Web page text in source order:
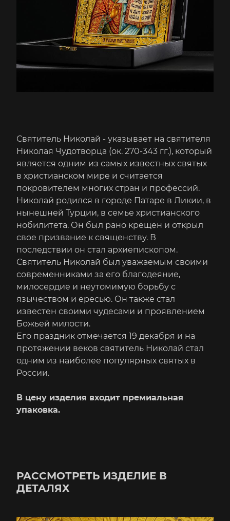
Святитель Николай - указывает на святителя
Николая Чудотворца (ок. 270-343 гг.), который
является одним из самых известных святых
в христианском мире и считается
покровителем многих стран и профессий.
Николай родился в городе Патаре в Ликии, в
нынешней Турции, в семье христианского
нобилитета. Он был рано крещен и открыл
свое призвание к священству. В
последствии он стал архиепископом.
Святитель Николай был уважаемым своими
современниками за его благодеяние,
милосердие и неутомимую борьбу с
язычеством и ересью. Он также стал
известен своими чудесами и проявлением
Божьей милости.
Его праздник отмечается 19 декабря и на
протяжении веков святитель Николай стал
одним из наиболее популярных святых в
России.
В цену изделия входит премиальная
упаковка.
РАССМОТРЕТЬ ИЗДЕЛИЕ В
ДЕТАЛЯХ